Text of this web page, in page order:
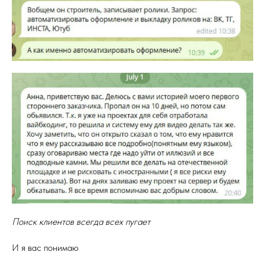
Поиск клиентов всегда всех пугает
И я вас понимаю